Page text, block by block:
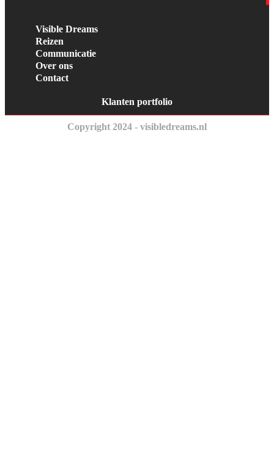
Visible Dreams
Reizen
Communicatie
Over ons
Contact
Klanten portfolio
Copyright 2024 - visibledreams.nl